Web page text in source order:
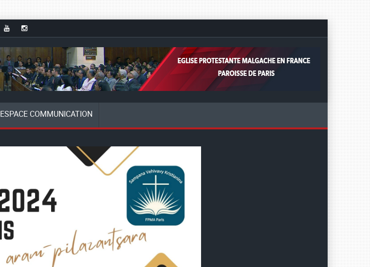
ESPACE COMMUNICATION